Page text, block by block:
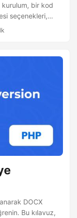
kurulum, bir kod
seçenekleri,
en iyi uygulama
DOCX
Bu kılavuz,